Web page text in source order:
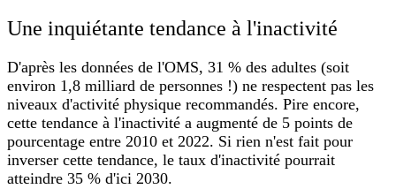
Une inquiétante tendance à l'inactivité
D'après les données de l'OMS, 31 % des adultes (soit
environ 1,8 milliard de personnes !) ne respectent pas les
niveaux d'activité physique recommandés. Pire encore,
cette tendance à l'inactivité a augmenté de 5 points de
pourcentage entre 2010 et 2022. Si rien n'est fait pour
inverser cette tendance, le taux d'inactivité pourrait
atteindre 35 % d'ici 2030.